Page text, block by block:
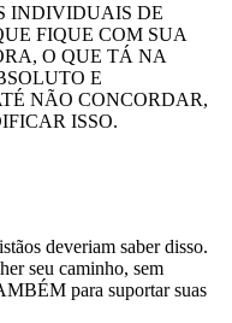
INDIVIDUAIS DE
FIQUE COM SUA
O QUE TÁ NA
E
NÃO CONCORDAR,
ISSO.
deveriam saber disso.
seu caminho, sem
para suportar suas